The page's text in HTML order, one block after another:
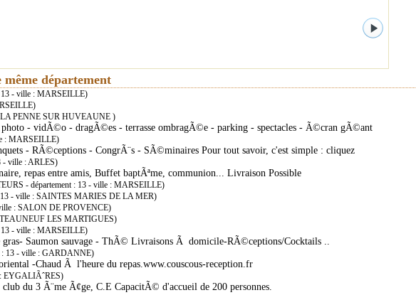
département
13 - ville : MARSEILLE)
LA PENNE SUR HUVEAUNE )
- vidÃ©o - dragÃ©es - terrasse ombragÃ©e - parking - spectacles - Ã©cran gÃ©ant
: MARSEILLE)
- RÃ©ceptions - CongrÃ¨s - SÃ©minaires Pour tout savoir, c'est simple : cliquez
- ville : ARLES)
repas entre amis, Buffet baptÃªme, communion... Livraison Possible
- département : 13 - ville : MARSEILLE)
- ville : SAINTES MARIES DE LA MER)
: SALON DE PROVENCE)
LES MARTIGUES)
13 - ville : MARSEILLE)
Saumon sauvage - ThÃ© Livraisons Ã domicile-RÃ©ceptions/Cocktails ..
: 13 - ville : GARDANNE)
-Chaud Ã l'heure du repas.www.couscous-reception.fr
EYGALIÃˆRES)
club du 3 Ã¨me Ã¢ge, C.E CapacitÃ© d'accueil de 200 personnes.